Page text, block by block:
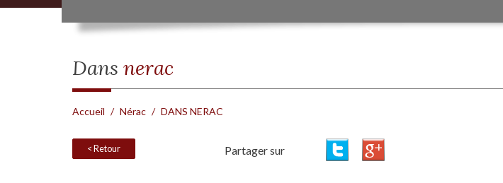
dans nerac
Accueil Nérac DANS NERAC
< Retour Partager sur